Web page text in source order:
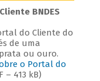
BNDES
do Cliente do
de uma
ou ouro.
o Portal do
– 413 kB)